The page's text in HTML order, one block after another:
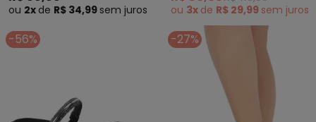
ou 2x de R$ 34,99 sem juros ou 3x de R$ 29,99 sem juros
-56% -27%